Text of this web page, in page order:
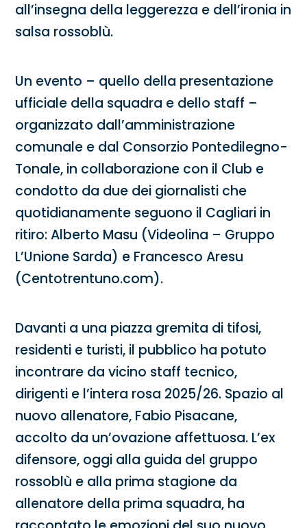
all’insegna della leggerezza e dell’ironia in
salsa rossoblù.
Un evento – quello della presentazione
ufficiale della squadra e dello staff –
organizzato dall’amministrazione
comunale e dal Consorzio Pontedilegno-
Tonale, in collaborazione con il Club e
condotto da due dei giornalisti che
quotidianamente seguono il Cagliari in
ritiro: Alberto Masu (Videolina – Gruppo
L’Unione Sarda) e Francesco Aresu
(Centotrentuno.com).
Davanti a una piazza gremita di tifosi,
residenti e turisti, il pubblico ha potuto
incontrare da vicino staff tecnico,
dirigenti e l’intera rosa 2025/26. Spazio al
nuovo allenatore, Fabio Pisacane,
accolto da un’ovazione affettuosa. L’ex
difensore, oggi alla guida del gruppo
rossoblù e alla prima stagione da
allenatore della prima squadra, ha